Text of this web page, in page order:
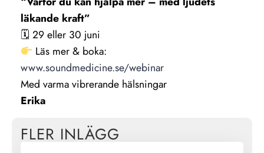
läkande kraft”
🗓 29 eller 30 juni
Läs mer & boka:
www.soundmedicine.se/webinar
Med varma vibrerande hälsningar
Erika
FLER INLÄGG